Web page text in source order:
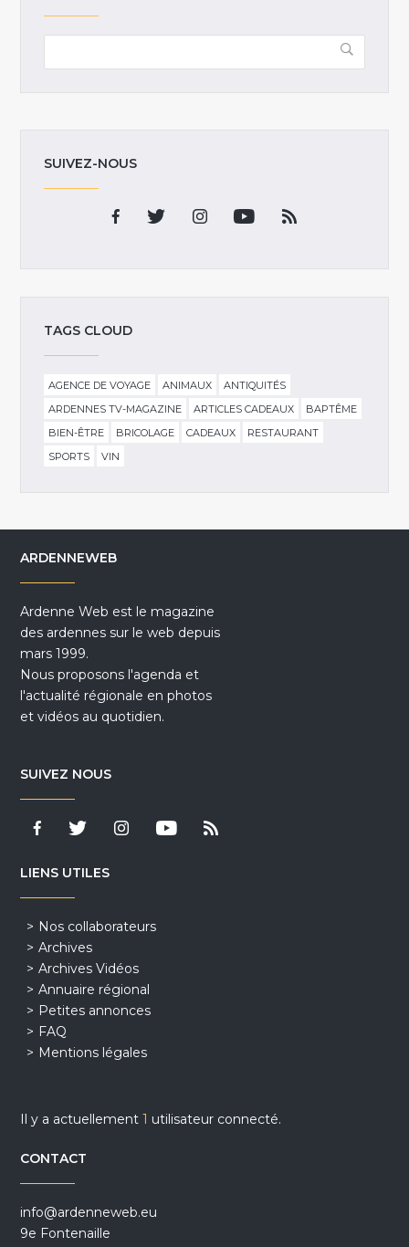
SUIVEZ-NOUS
TAGS CLOUD
AGENCE DE VOYAGE ANIMAUX
ANTIQUITÉS
ARDENNES TV-MAGAZINE
ARTICLES CADEAUX
BAPTÊME
BIEN-ÊTRE
BRICOLAGE CADEAUX
RESTAURANT
SPORTS
VIN
ARDENNEWEB
Ardenne Web est le magazine
des ardennes sur le web depuis
mars 1999.
Nous proposons l'agenda et
l'actualité régionale en photos
et vidéos au quotidien.
SUIVEZ NOUS
LIENS UTILES
Nos collaborateurs
Archives
Archives Vidéos
Annuaire régional
Petites annonces
FAQ
Mentions légales
Il y a actuellement1 utilisateur connecté.
CONTACT
info@ardenneweb.eu
9e Fontenaille